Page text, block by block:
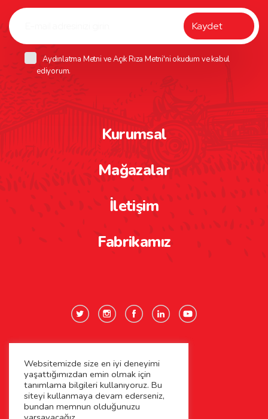
Aydınlatma Metni veAçık Rıza Metni'ni okudum ve kabul
ediyorum.
Kurumsal
Mağazalar
İletişim
Fabrikamız
Gizlilik Politikası
Çerez Politikası
Websitemizde size en iyi deneyimi
yaşattığımızdan emin olmak için
tanımlama bilgileri kullanıyoruz. Bu
siteyi kullanmaya devam ederseniz,
bundan memnun olduğunuzu